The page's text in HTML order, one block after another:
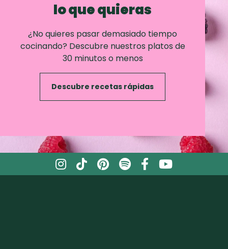
lo que quieras
¿No quieres pasar demasiado tiempo
cocinando? Descubre nuestros platos de
30 minutos o menos
Descubre recetas rápidas